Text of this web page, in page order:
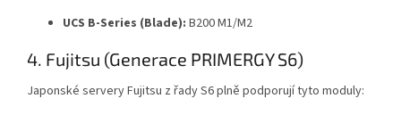
UCS B-Series (Blade): B200 M1/M2
4. Fujitsu (Generace PRIMERGY S6)
Japonské servery Fujitsu z řady S6 plně podporují tyto moduly: